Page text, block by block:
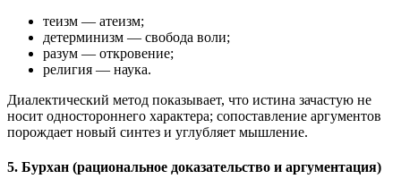
теизм — атеизм;
детерминизм — свобода воли;
разум — откровение;
религия — наука.
Диалектический метод показывает, что истина зачастую не
носит одностороннего характера; сопоставление аргументов
порождает новый синтез и углубляет мышление.
5. Бурхан (рациональное доказательство и аргументация)